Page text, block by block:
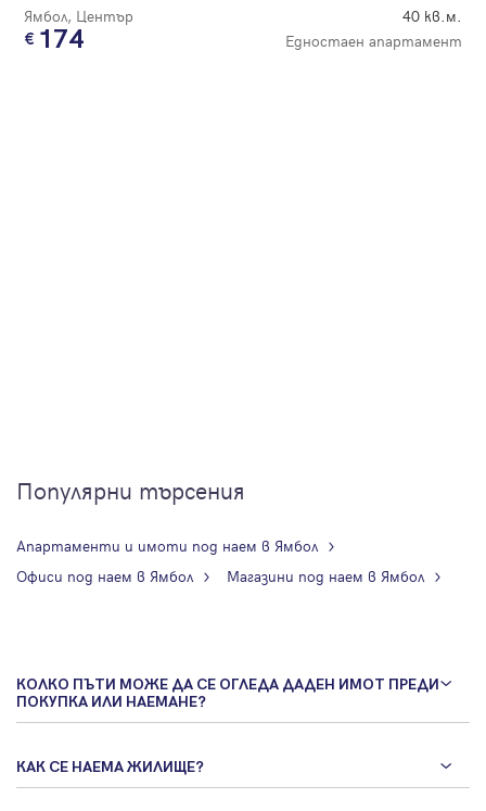
Ямбол, Център 40 кв.м.
174 Едностаен апартамент
Популярни търсения
Апартаменти и имоти под наем в Ямбол
Офиси под наем в Ямбол
Магазини под наем в Ямбол
КОЛКО ПЪТИ МОЖЕ ДА СЕ ОГЛЕДА ДАДЕН ИМОТ ПРЕДИ
ПОКУПКА ИЛИ НАЕМАНЕ?
КАК СЕ НАЕМА ЖИЛИЩЕ?